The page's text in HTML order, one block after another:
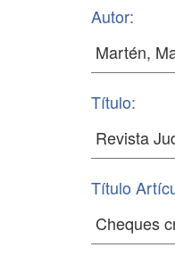
Autor:
Título:
Título